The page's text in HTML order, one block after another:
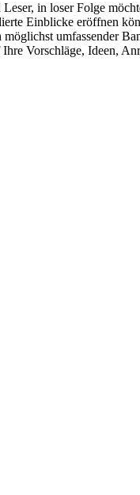
in loser Folge
Einblicke eröffnen
umfassender
Vorschläge, Ideen,